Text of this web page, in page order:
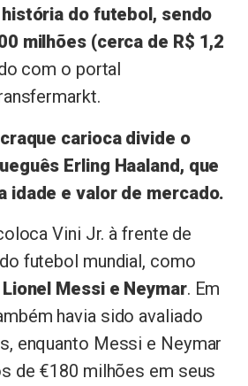
do futebol, sendo
milhões (cerca de R$ 1,2
com o portal
carioca divide o
Erling Haaland, que
idade e valor de mercado.
Vini Jr. à frente de
futebol mundial, como
Messi e Neymar. Em
havia sido avaliado
enquanto Messi e Neymar
de €180 milhões em seus